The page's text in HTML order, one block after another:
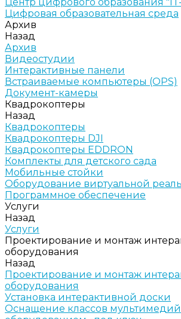
Цифровая образовательная среда
Архив
Назад
Архив
Видеостудии
Интерактивные панели
Встраиваемые компьютеры (OPS)
Документ-камеры
Квадрокоптеры
Назад
Квадрокоптеры
Квадрокоптеры DJI
Квадрокоптеры EDDRON
Комплекты для детского сада
Мобильные стойки
Оборудование виртуальной
Программное обеспечение
Услуги
Назад
Услуги
Проектирование и монтаж
оборудования
Назад
Проектирование и монтаж
оборудования
Установка интерактивной доски
Оснащение классов